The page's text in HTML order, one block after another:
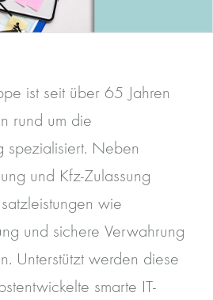
ist seit über 65 Jahren
rund um die
spezialisiert. Neben
und Kfz-Zulassung
wie
und sichere Verwahrung
Unterstützt werden diese
smarte IT-